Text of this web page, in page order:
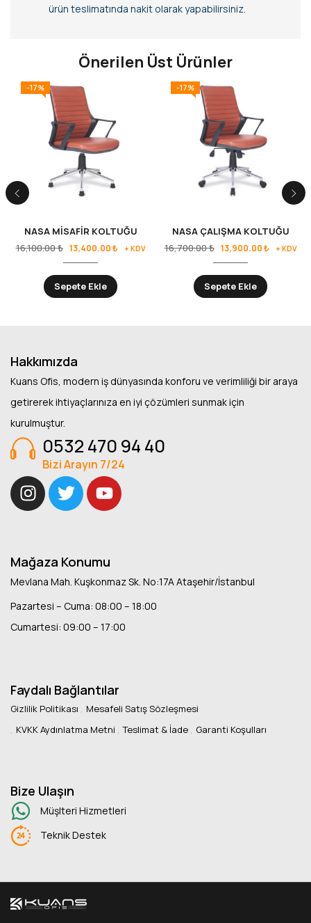
ürün teslimatında nakit olarak yapabilirsiniz.
Önerilen Üst Ürünler
-17%
NASA MİSAFİR KOLTUĞU
16,100.00₺ 13,400.00₺ + KDV
Sepete Ekle
-17%
NASA ÇALIŞMA KOLTUĞU
16,700.00₺ 13,900.00₺ + KDV
Sepete Ekle
Hakkımızda
Kuans Ofis, modern iş dünyasında konforu ve verimliliği bir araya
getirerek ihtiyaçlarınıza en iyi çözümleri sunmak için
kurulmuştur.
0532 470 94 40
Bizi Arayın 7/24
Mağaza Konumu
Mevlana Mah. Kuşkonmaz Sk. No:17A Ataşehir/İstanbul
Pazartesi – Cuma: 08:00 – 18:00
Cumartesi: 09:00 – 17:00
Faydalı Bağlantılar
Gizlilik Politikası
Mesafeli Satış Sözleşmesi
KVKK Aydınlatma Metni
Teslimat & İade Garanti Koşulları
Bize Ulaşın
Müşlteri Hizmetleri
Teknik Destek